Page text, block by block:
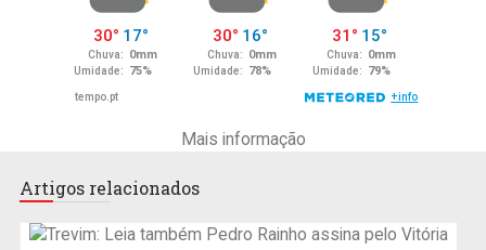
Mais informação
Artigos relacionados